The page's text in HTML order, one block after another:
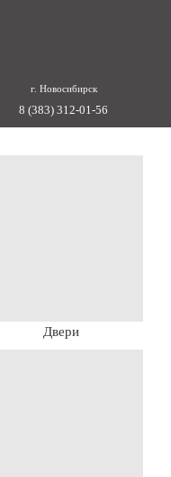
г. Новосибирск
8 (383) 312-01-56
Двери